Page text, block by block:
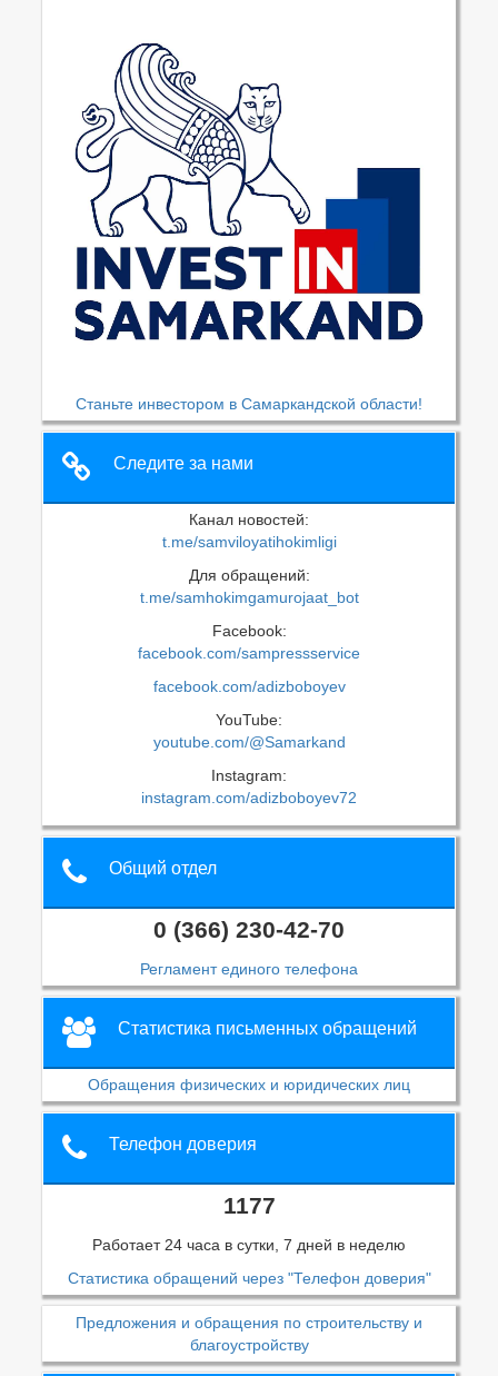
Станьте инвестором в Самаркандской области!
Следите за нами
Канал новостей:
t.me/samviloyatihokimligi
Для обращений:
t.me/samhokimgamurojaat_bot
Facebook:
facebook.com/sampressservice
facebook.com/adizboboyev
YouTube:
youtube.com/@Samarkand
Instagram:
instagram.com/adizboboyev72
Общий отдел
0 (366) 230-42-70
Регламент единого телефона
Статистика письменных обращений
Обращения физических и юридических лиц
Телефон доверия
1177
Работает 24 часа в сутки, 7 дней в неделю
Статистика обращений через "Телефон доверия"
Предложения и обращения по строительству и
благоустройству